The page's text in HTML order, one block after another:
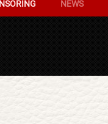
NEWS